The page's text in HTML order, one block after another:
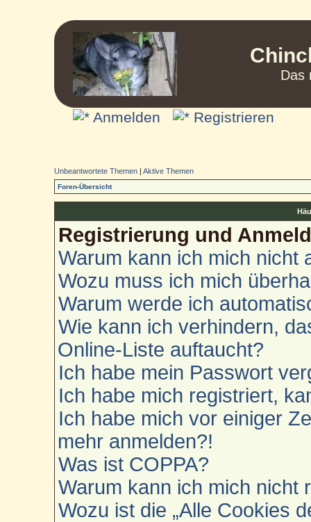
Das
Anmelden Registrieren
Unbeantwortete Themen |Aktive Themen
Foren-Übersicht
Registrierung und
Warum kann ich mich nicht
Wozu muss ich mich
Warum werde ich
Wie kann ich verhindern,
Online-Liste auftaucht?
Ich habe mein Passwort
Ich habe mich registriert,
Ich habe mich vor einiger
mehr anmelden?!
Was ist COPPA?
Warum kann ich mich nicht
Wozu ist die „Alle Cookies